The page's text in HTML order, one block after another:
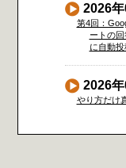
2026年
第4回：
ートの
に自動
2026年
やり方だけ